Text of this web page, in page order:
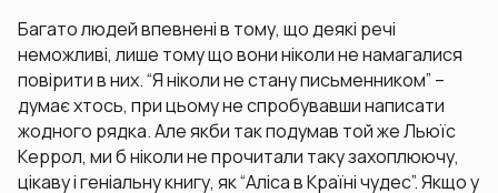
Багато людей впевнені в тому, що деякі речі
неможливі, лише тому що вони ніколи не намагалися
повірити в них. “Я ніколи не стану письменником” –
думає хтось, при цьому не спробувавши написати
жодного рядка. Але якби так подумав той же Льюїс
Керрол, ми б ніколи не прочитали таку захоплюючу,
цікаву і геніальну книгу, як “Аліса в Країні чудес”. Якщо у